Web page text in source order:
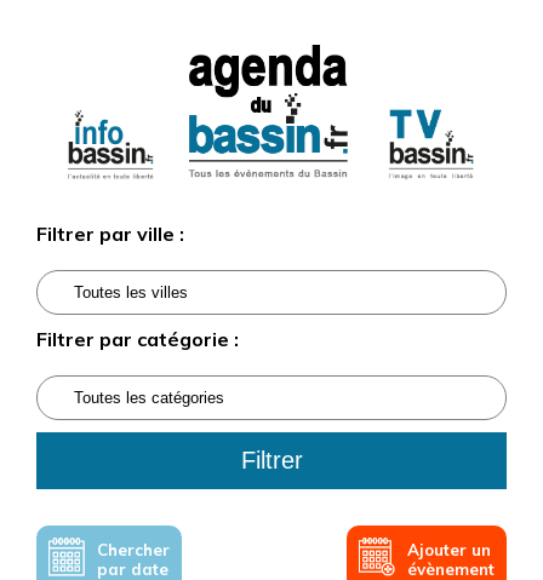
Filtrer par ville :
Filtrer par catégorie :
Chercher
par date
Ajouter un
évènement